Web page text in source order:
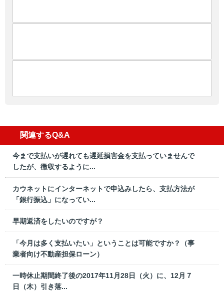
関連するQ&A
今まで支払いが遅れても遅延損害金を支払っていませんで
したが、徴収するように...
カウネットにインターネットで申込みしたら、支払方法が
「銀行振込」になってい...
早期返済をしたいのですが？
「今月は多く支払いたい」ということは可能ですか？（事
業者向け不動産担保ローン）
一時休止期間終了後の2017年11月28日（火）に、12月７
日（木）引き落...